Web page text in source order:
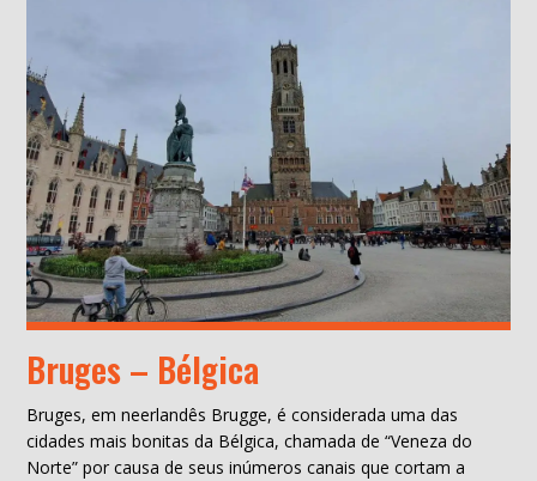
Bruges – Bélgica
Bruges, em neerlandês Brugge, é considerada uma das
cidades mais bonitas da Bélgica, chamada de “Veneza do
Norte” por causa de seus inúmeros canais que cortam a